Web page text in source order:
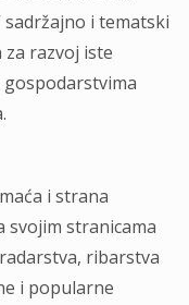
sadržajno i tematski
razvoj iste
i strana
svojim stranicama
ribarstva
i popularne